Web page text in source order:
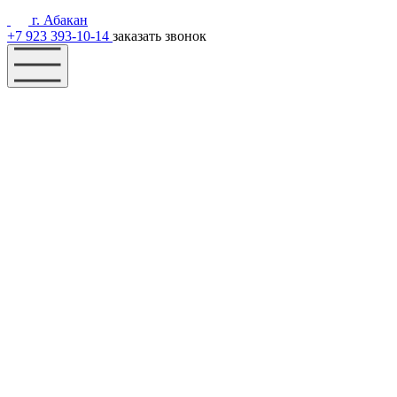
г. Абакан
+7 923 393-10-14 заказать звонок